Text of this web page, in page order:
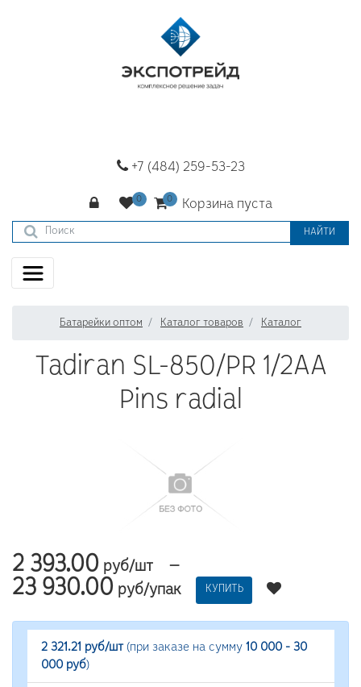
+7 (484) 259-53-23
Корзина пуста
НАЙТИ
Батарейки оптом Каталог товаров Каталог
Tadiran SL-850/PR 1/2AA
Pins radial
2 393.00 руб/шт —
23 930.00 руб/упак КУПИТЬ
2 321.21 руб/шт(при заказе на сумму 10 000 - 30
000 руб)